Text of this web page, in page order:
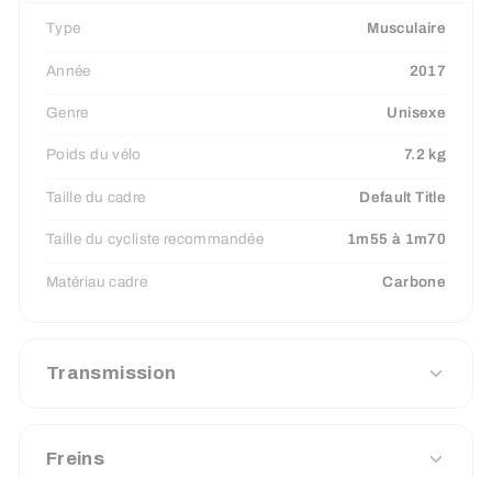
Type Musculaire
Année 2017
Genre Unisexe
Poids du vélo 7.2 kg
Taille du cadre Default Title
Taille du cycliste recommandée 1m55 à 1m70
Matériau cadre Carbone
Transmission
Freins